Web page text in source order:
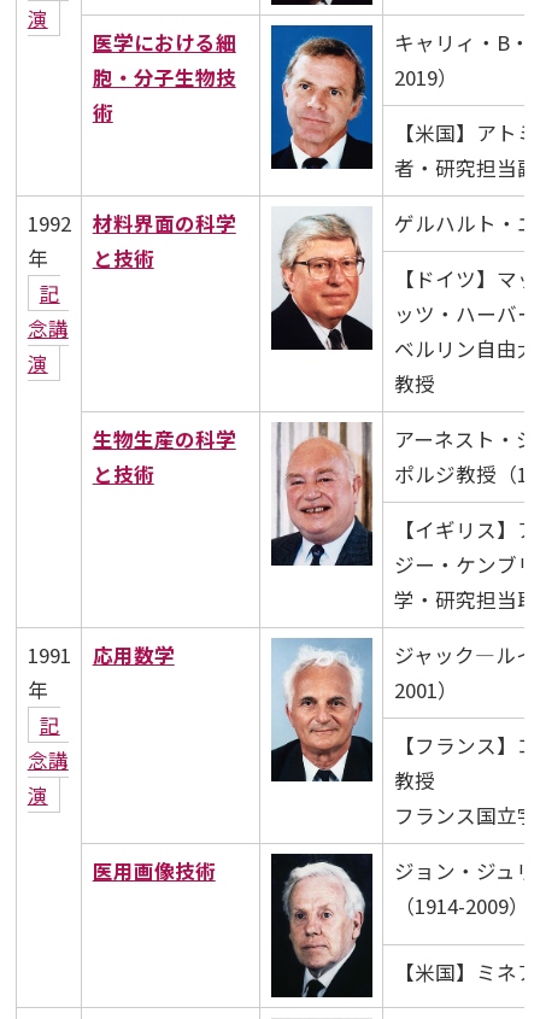
演
医学における細
胞・分子生物技
術
キャリィ・B・
2019）
【米国】アト
者・研究担当
1992
年
記
念講
演
材料界面の科学
と技術
ゲルハルト・
【ドイツ】マ
ッツ・ハーバ
ベルリン自由
教授
生物生産の科学
と技術
アーネスト・
ポルジ教授（
【イギリス】
ジー・ケンブ
学・研究担当
1991
年
記
念講
演
応用数学
ジャック―ルイ
2001）
【フランス】
教授
フランス国立
医用画像技術
ジョン・ジュ
（1914-2009）
【米国】ミネ